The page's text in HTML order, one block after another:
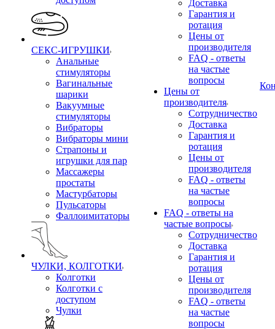
СЕКС-ИГРУШКИ
Анальные
стимуляторы
Вагинальные
шарики
Вакуумные
стимуляторы
Вибраторы
Вибраторы мини
Страпоны и
игрушки для пар
Массажеры
простаты
Мастурбаторы
Пульсаторы
Фаллоимитаторы
ЧУЛКИ, КОЛГОТКИ
Колготки
Колготки с
доступом
Чулки
Доставка
Гарантия и
ротация
Цены от
производителя
FAQ - ответы
на частые
вопросы
Цены от
производителя
Сотрудничество
Доставка
Гарантия и
ротация
Цены от
производителя
FAQ - ответы
на частые
вопросы
FAQ - ответы на
частые вопросы
Сотрудничество
Доставка
Гарантия и
ротация
Цены от
производителя
FAQ - ответы
на частые
вопросы